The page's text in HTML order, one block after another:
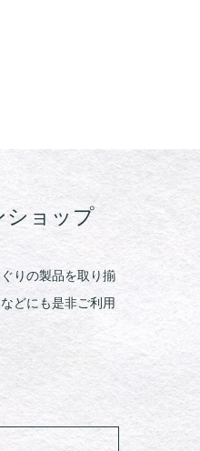
ショップ
りの製品を取り揃
どにも是非ご利用